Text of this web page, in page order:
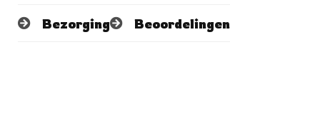
Bezorging Beoordelingen